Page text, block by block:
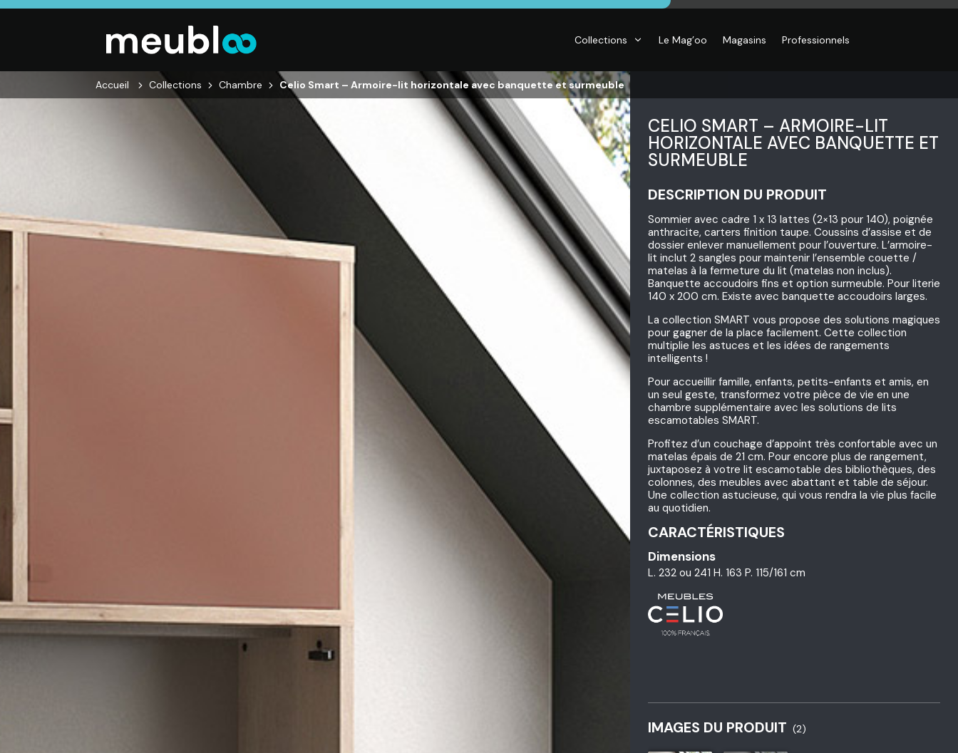
Collections
& composables,
Fauteuils et
canapés de
Meubles de
complément
Armoires, Lits,
Chevets,
Commodes
Sommiers,
Literies
électriques,
Linge de maison
DÉCO
Accessoires de
maison, Objets
déco,
Luminaires,
Déco murales
Le Mag’oo Magasins Professionnels
Accueil Collections Chambre Celio Smart – Armoire-lit horizontale avec banquette et surmeuble
CELIO SMART – ARMOIRE-LIT
HORIZONTALE AVEC BANQUETTE ET
SURMEUBLE
DESCRIPTION DU PRODUIT
Sommier avec cadre 1 x 13 lattes (2×13 pour 140), poignée
anthracite, carters finition taupe. Coussins d’assise et de
dossier enlever manuellement pour l’ouverture. L’armoire-
lit inclut 2 sangles pour maintenir l’ensemble couette /
matelas à la fermeture du lit (matelas non inclus).
Banquette accoudoirs fins et option surmeuble. Pour literie
140 x 200 cm. Existe avec banquette accoudoirs larges.
La collection SMART vous propose des solutions magiques
pour gagner de la place facilement. Cette collection
multiplie les astuces et les idées de rangements
intelligents !
Pour accueillir famille, enfants, petits-enfants et amis, en
un seul geste, transformez votre pièce de vie en une
chambre supplémentaire avec les solutions de lits
escamotables SMART.
Profitez d’un couchage d’appoint très confortable avec un
matelas épais de 21 cm. Pour encore plus de rangement,
juxtaposez à votre lit escamotable des bibliothèques, des
colonnes, des meubles avec abattant et table de séjour.
Une collection astucieuse, qui vous rendra la vie plus facile
au quotidien.
CARACTÉRISTIQUES
Dimensions
L. 232 ou 241 H. 163 P. 115/161 cm
IMAGES DU PRODUIT (2)